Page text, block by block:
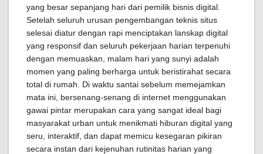
yang besar sepanjang hari dari pemilik bisnis digital.
Setelah seluruh urusan pengembangan teknis situs
selesai diatur dengan rapi menciptakan lanskap digital
yang responsif dan seluruh pekerjaan harian terpenuhi
dengan memuaskan, malam hari yang sunyi adalah
momen yang paling berharga untuk beristirahat secara
total di rumah. Di waktu santai sebelum memejamkan
mata ini, bersenang-senang di internet menggunakan
gawai pintar merupakan cara yang sangat ideal bagi
masyarakat urban untuk menikmati hiburan digital yang
seru, interaktif, dan dapat memicu kesegaran pikiran
secara instan dari kejenuhan rutinitas harian yang